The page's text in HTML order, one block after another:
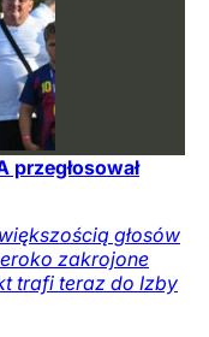
przegłosował
głosów
zakrojone
trafi teraz do Izby